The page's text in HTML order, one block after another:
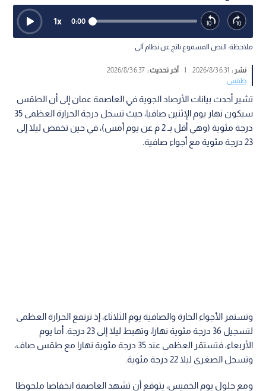
0:00
1x
ملاحظة: النص المسموع ناتج عن نظام آلي
نشر : 6:31 2026/8/3
| آخر تحديث :6:37 2026/8/3
طقس
تشير أحدث بيانات الأرصاد الجوية في العاصمة عمان إلى أن الطقس
سيكون نهار يوم الإثنين صافيا، حيث تسجل درجة الحرارة العظمى 35
درجة مئوية (وهي أقل بـ 2 م عن يوم أمس)، في حين تخفض ليلا إلى
23 درجة مئوية مع أجواء صافية.
وتستمر الأجواء الحارة والصافية يوم الثلاثاء، إذ ترتفع الحرارة العظمى
لتسجيل 36 درجة مئوية نهارا، وتهبط ليلا إلى 23 درجة. أما يوم
الأربعاء، فتستقر العظمى عند 35 درجة مئوية نهارا مع طقس صاف،
وتسجل الصغرى ليلا 22 درجة مئوية.
ومع حلول يوم الخميس، يتوقع أن تشهد العاصمة انخفاضا ملحوظا